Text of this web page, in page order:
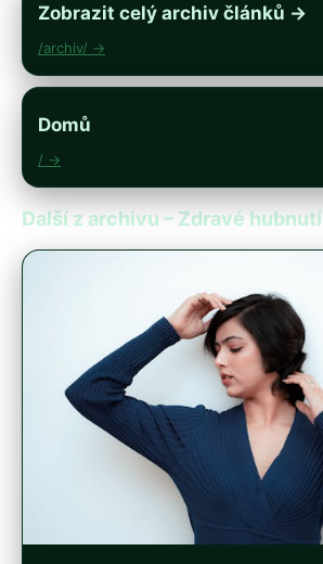
Zobrazit celý archiv článků →
/archiv/ →
Domů
/ →
Další z archivu – Zdravé hubnutí